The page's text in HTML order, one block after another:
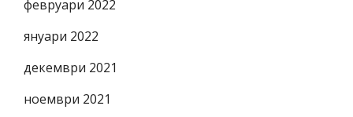
февруари 2022
януари 2022
декември 2021
ноември 2021